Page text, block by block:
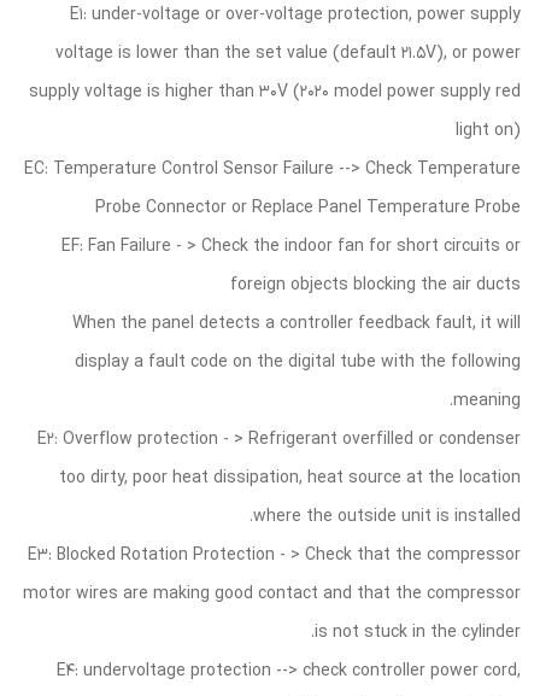
E1: under-voltage or over-voltage protection, power supply
voltage is lower than the set value (default 21.5V), or power
supply voltage is higher than 30V (2020 model power supply red
light on)
EC: Temperature Control Sensor Failure --> Check Temperature
Probe Connector or Replace Panel Temperature Probe
EF: Fan Failure - > Check the indoor fan for short circuits or
foreign objects blocking the air ducts
When the panel detects a controller feedback fault, it will
display a fault code on the digital tube with the following
meaning.
E2: Overflow protection - > Refrigerant overfilled or condenser
too dirty, poor heat dissipation, heat source at the location
where the outside unit is installed.
E3: Blocked Rotation Protection - > Check that the compressor
motor wires are making good contact and that the compressor
is not stuck in the cylinder.
E4: undervoltage protection --> check controller power cord,